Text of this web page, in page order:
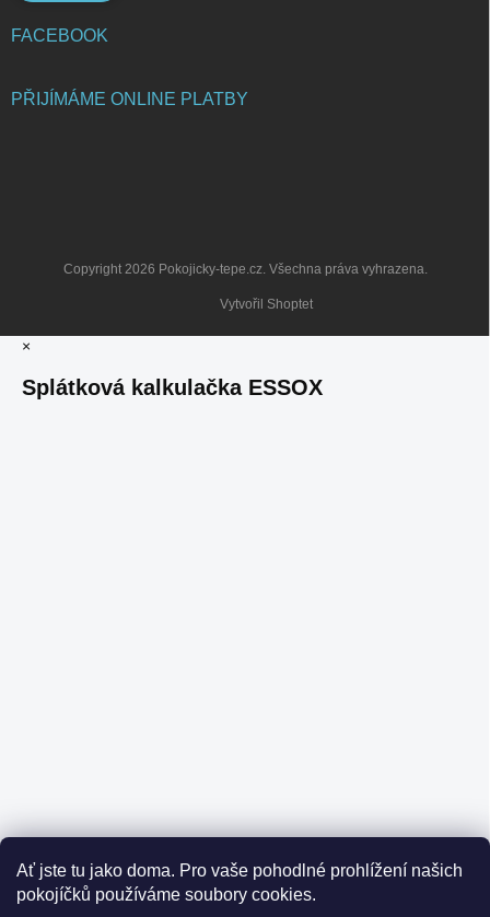
Ať jste tu jako doma. Pro vaše pohodlné prohlížení našich
pokojíčků používáme soubory cookies.
FACEBOOK
PŘIJÍMÁME ONLINE PLATBY
Vytvořil Shoptet
Copyright 2026 Pokojicky-tepe.cz. Všechna práva vyhrazena.
×
Splátková kalkulačka ESSOX